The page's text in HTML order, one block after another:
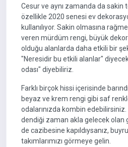
Cesur ve aynı zamanda da sakin
özellikle 2020 senesi ev
kullanılıyor. Sakin olmasına
veren mürdüm rengi, büyük
olduğu alanlarda daha etkili bir
"Neresidir bu etkili alanlar"
odası" diyebiliriz.
Farklı birçok hissi içerisinde
beyaz ve krem rengi gibi saf
odalarınızda kombin
dendiği zaman akla gelecek olan
de cazibesine kapıldıysanız,
takımlarımızı görmeye gelin.